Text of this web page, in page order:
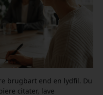
brugbart end en lydfil. Du
citater, lave